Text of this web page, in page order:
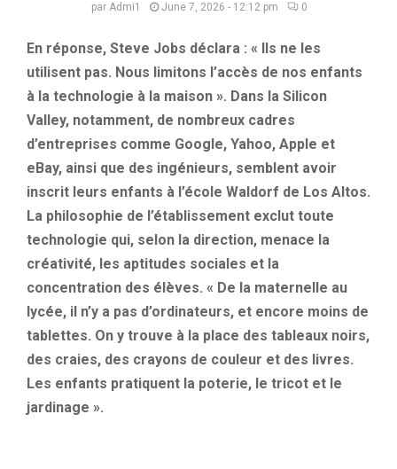
par Admi1 June 7, 2026 - 12:12 pm 0
En réponse, Steve Jobs déclara : « Ils ne les
utilisent pas. Nous limitons l’accès de nos enfants
à la technologie à la maison ». Dans la Silicon
Valley, notamment, de nombreux cadres
d’entreprises comme Google, Yahoo, Apple et
eBay, ainsi que des ingénieurs, semblent avoir
inscrit leurs enfants à l’école Waldorf de Los Altos.
La philosophie de l’établissement exclut toute
technologie qui, selon la direction, menace la
créativité, les aptitudes sociales et la
concentration des élèves. « De la maternelle au
lycée, il n’y a pas d’ordinateurs, et encore moins de
tablettes. On y trouve à la place des tableaux noirs,
des craies, des crayons de couleur et des livres.
Les enfants pratiquent la poterie, le tricot et le
jardinage ».